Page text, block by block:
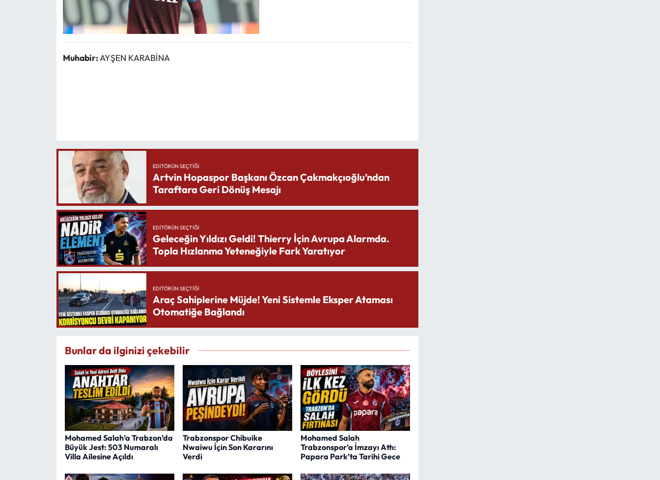
Muhabir:AYŞEN KARABİNA
EDITÖRÜN SEÇTIĞI
Artvin Hopaspor Başkanı Özcan Çakmakçıoğlu’ndan
Taraftara Geri Dönüş Mesajı
EDITÖRÜN SEÇTIĞI
Geleceğin Yıldızı Geldi! Thierry İçin Avrupa Alarmda.
Topla Hızlanma Yeteneğiyle Fark Yaratıyor
EDITÖRÜN SEÇTIĞI
Araç Sahiplerine Müjde! Yeni Sistemle Eksper Ataması
Otomatiğe Bağlandı
Bunlar da ilginizi çekebilir
Mohamed Salah’a Trabzon’da
Büyük Jest: 503 Numaralı
Villa Ailesine Açıldı
Trabzonspor Chibuike
Nwaiwu İçin Son Kararını
Verdi
Mohamed Salah
Trabzonspor’a İmzayı Attı:
Papara Park’ta Tarihi Gece